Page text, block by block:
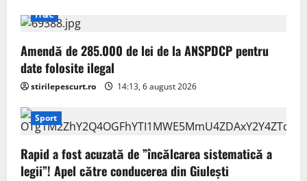
IT&C
Amendă de 285.000 de lei de la ANSPDCP pentru
date folosite ilegal
stirilepescurt.ro 14:13, 6 august 2026
Sport
Rapid a fost acuzată de ”încălcarea sistematică a
legii”! Apel către conducerea din Giulești